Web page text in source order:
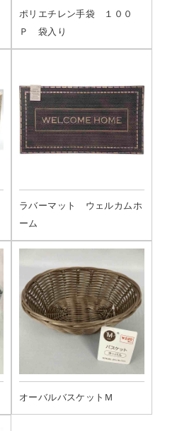
ポリエチレン手袋 １００
Ｐ 袋入り
ラバーマット ウェルカムホ
ーム
オーバルバスケットＭ